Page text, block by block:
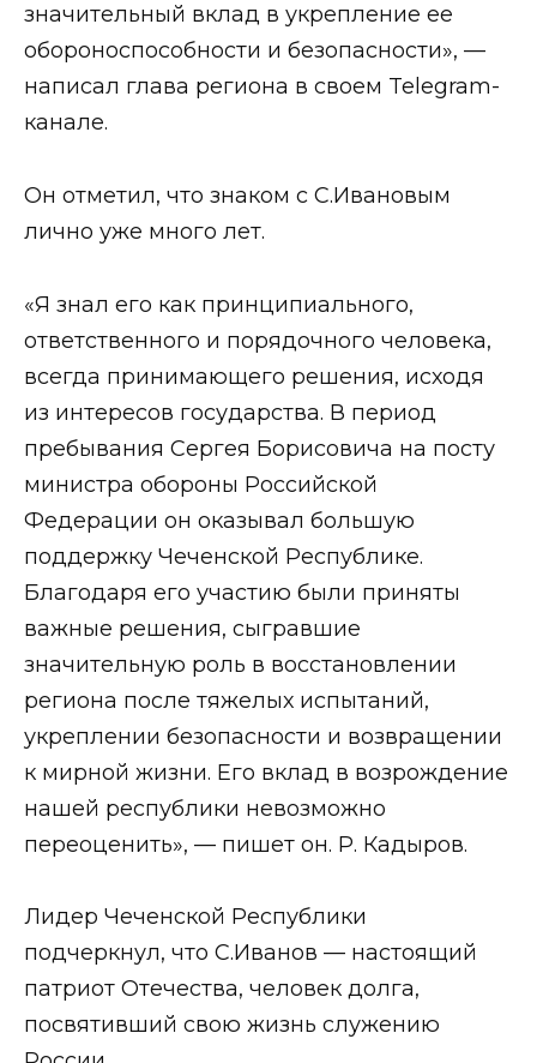
значительный вклад в укрепление ее
обороноспособности и безопасности», —
написал глава региона в своем Telegram-
канале.
Он отметил, что знаком с С.Ивановым
лично уже много лет.
«Я знал его как принципиального,
ответственного и порядочного человека,
всегда принимающего решения, исходя
из интересов государства. В период
пребывания Сергея Борисовича на посту
министра обороны Российской
Федерации он оказывал большую
поддержку Чеченской Республике.
Благодаря его участию были приняты
важные решения, сыгравшие
значительную роль в восстановлении
региона после тяжелых испытаний,
укреплении безопасности и возвращении
к мирной жизни. Его вклад в возрождение
нашей республики невозможно
переоценить», — пишет он. Р. Кадыров.
Лидер Чеченской Республики
подчеркнул, что С.Иванов — настоящий
патриот Отечества, человек долга,
посвятивший свою жизнь служению